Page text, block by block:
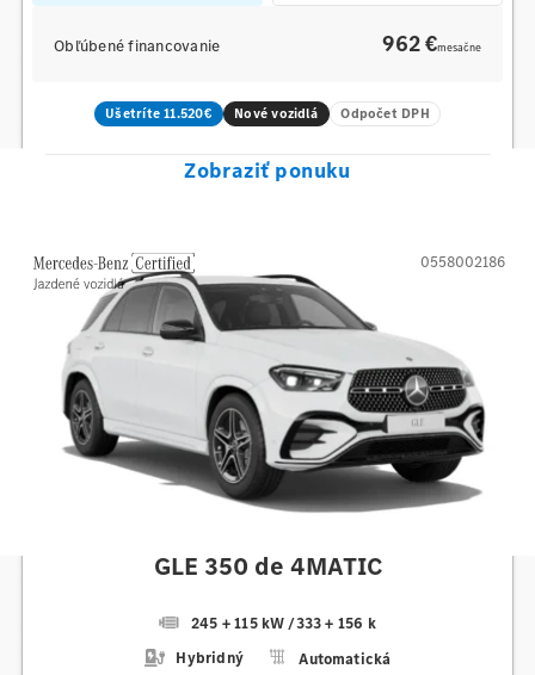
Obľúbené financovanie 962 €mesačne
Ušetríte 11.520€ Nové vozidlá Odpočet DPH
Zobraziť ponuku
GLE 350 de 4MATIC
245 + 115 kW/333 + 156 k
Hybridný
Automatická
0558002186